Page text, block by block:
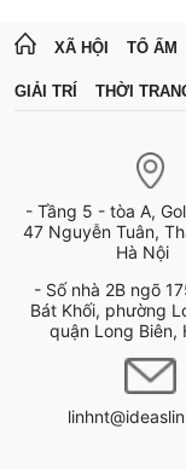
XÃ HỘI TỔ ẤM
GIẢI TRÍ THỜI
- Tầng 5 - tòa A,
47 Nguyễn Tuân,
Hà Nội
- Số nhà 2B ngõ
Bát Khối, phường
quận Long Biên,